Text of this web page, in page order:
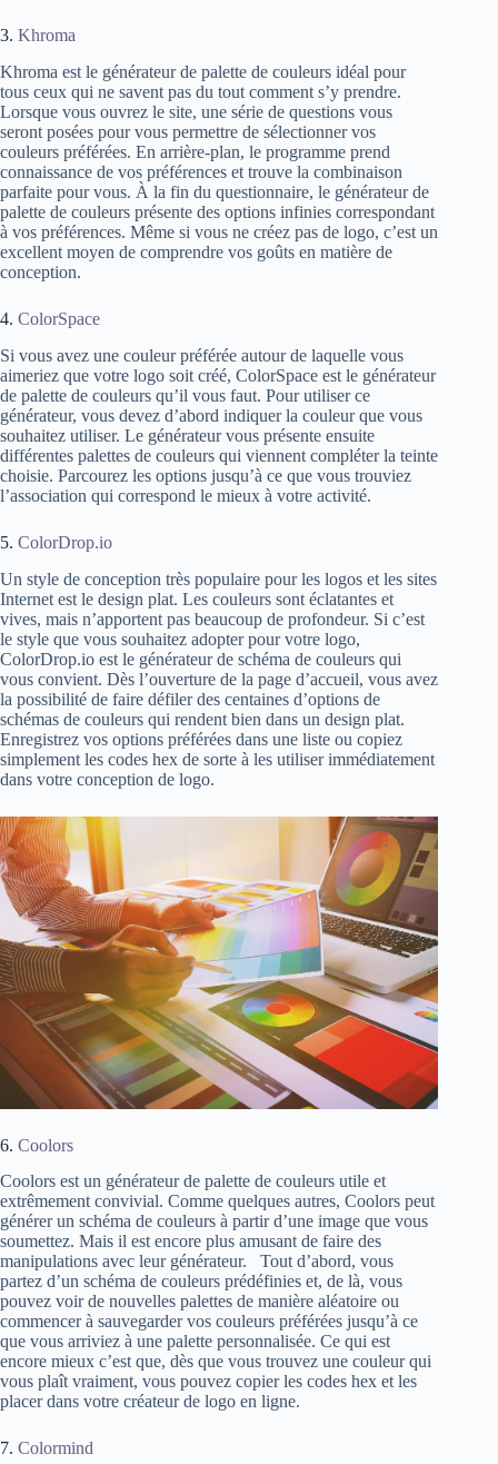
3. Khroma
Khroma est le générateur de palette de couleurs idéal pour
tous ceux qui ne savent pas du tout comment s’y prendre.
Lorsque vous ouvrez le site, une série de questions vous
seront posées pour vous permettre de sélectionner vos
couleurs préférées. En arrière-plan, le programme prend
connaissance de vos préférences et trouve la combinaison
parfaite pour vous. À la fin du questionnaire, le générateur de
palette de couleurs présente des options infinies correspondant
à vos préférences. Même si vous ne créez pas de logo, c’est un
excellent moyen de comprendre vos goûts en matière de
conception.
4. ColorSpace
Si vous avez une couleur préférée autour de laquelle vous
aimeriez que votre logo soit créé, ColorSpace est le générateur
de palette de couleurs qu’il vous faut. Pour utiliser ce
générateur, vous devez d’abord indiquer la couleur que vous
souhaitez utiliser. Le générateur vous présente ensuite
différentes palettes de couleurs qui viennent compléter la teinte
choisie. Parcourez les options jusqu’à ce que vous trouviez
l’association qui correspond le mieux à votre activité.
5. ColorDrop.io
Un style de conception très populaire pour les logos et les sites
Internet est le design plat. Les couleurs sont éclatantes et
vives, mais n’apportent pas beaucoup de profondeur. Si c’est
le style que vous souhaitez adopter pour votre logo,
ColorDrop.io est le générateur de schéma de couleurs qui
vous convient. Dès l’ouverture de la page d’accueil, vous avez
la possibilité de faire défiler des centaines d’options de
schémas de couleurs qui rendent bien dans un design plat.
Enregistrez vos options préférées dans une liste ou copiez
simplement les codes hex de sorte à les utiliser immédiatement
dans votre conception de logo.
6. Coolors
Coolors est un générateur de palette de couleurs utile et
extrêmement convivial. Comme quelques autres, Coolors peut
générer un schéma de couleurs à partir d’une image que vous
soumettez. Mais il est encore plus amusant de faire des
manipulations avec leur générateur. Tout d’abord, vous
partez d’un schéma de couleurs prédéfinies et, de là, vous
pouvez voir de nouvelles palettes de manière aléatoire ou
commencer à sauvegarder vos couleurs préférées jusqu’à ce
que vous arriviez à une palette personnalisée. Ce qui est
encore mieux c’est que, dès que vous trouvez une couleur qui
vous plaît vraiment, vous pouvez copier les codes hex et les
placer dans votre créateur de logo en ligne.
7. Colormind